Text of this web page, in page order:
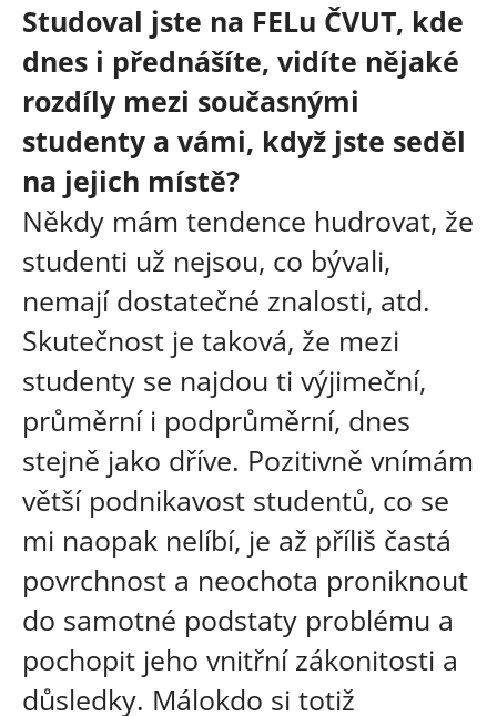
Studoval jste na FELu ČVUT, kde
dnes i přednášíte, vidíte nějaké
rozdíly mezi současnými
studenty a vámi, když jste seděl
na jejich místě?
Někdy mám tendence hudrovat, že
studenti už nejsou, co bývali,
nemají dostatečné znalosti, atd.
Skutečnost je taková, že mezi
studenty se najdou ti výjimeční,
průměrní i podprůměrní, dnes
stejně jako dříve. Pozitivně vnímám
větší podnikavost studentů, co se
mi naopak nelíbí, je až příliš častá
povrchnost a neochota proniknout
do samotné podstaty problému a
pochopit jeho vnitřní zákonitosti a
důsledky. Málokdo si totiž